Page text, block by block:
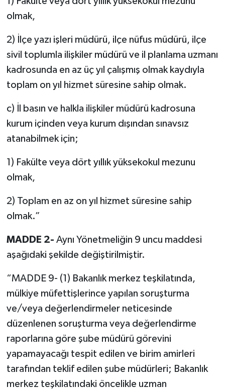
olmak,
2) İlçe yazı işleri müdürü, ilçe nüfus müdürü, ilçe
sivil toplumla ilişkiler müdürü ve il planlama uzmanı
kadrosunda en az üç yıl çalışmış olmak kaydıyla
toplam on yıl hizmet süresine sahip olmak.
c) İl basın ve halkla ilişkiler müdürü kadrosuna
kurum içinden veya kurum dışından sınavsız
atanabilmek için;
1) Fakülte veya dört yıllık yüksekokul mezunu
olmak,
2) Toplam en az on yıl hizmet süresine sahip
olmak.”
MADDE 2- Aynı Yönetmeliğin 9 uncu maddesi
aşağıdaki şekilde değiştirilmiştir.
“MADDE 9- (1) Bakanlık merkez teşkilatında,
mülkiye müfettişlerince yapılan soruşturma
ve/veya değerlendirmeler neticesinde
düzenlenen soruşturma veya değerlendirme
raporlarına göre şube müdürü görevini
yapamayacağı tespit edilen ve birim amirleri
tarafından teklif edilen şube müdürleri; Bakanlık
merkez teşkilatındaki öncelikle uzman